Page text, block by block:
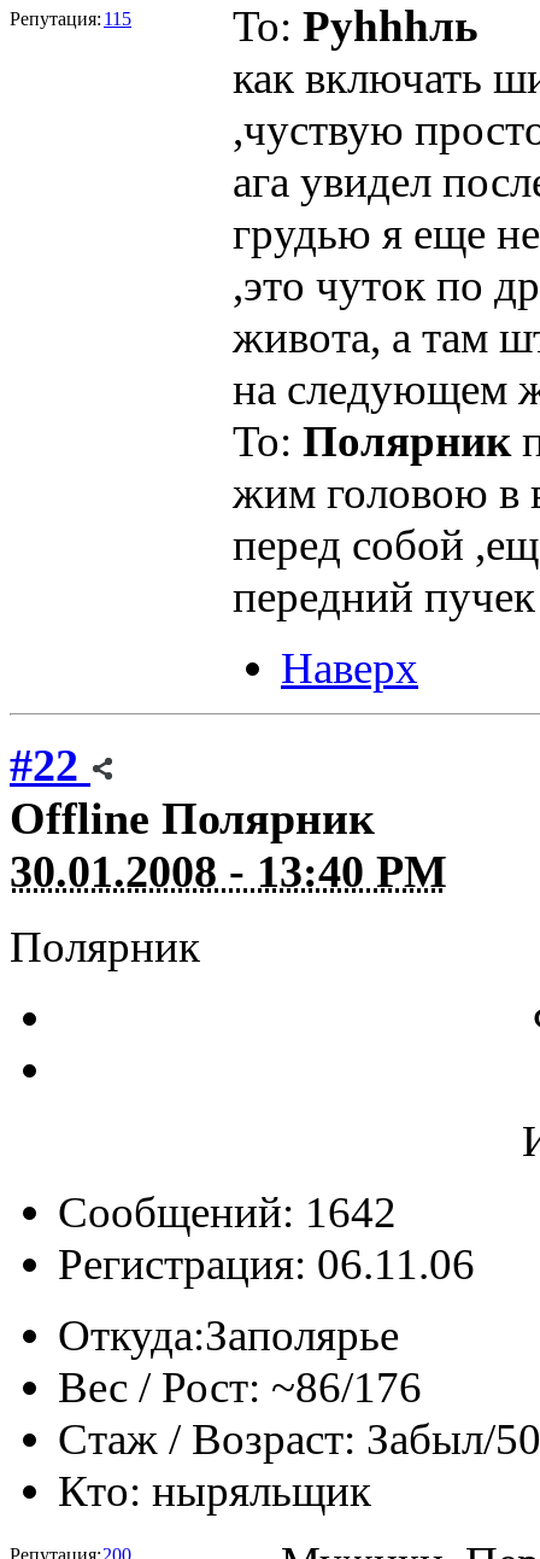
Репутация: 115 To: Руhhhль
как включать
,чуствую
ага увидел
грудью я еще
,это чуток по
живота, а там
на следующем
To: Полярник
жим головою в
перед собой
передний
Наверх
#22
Offline Полярник
30.01.2008 - 13:40 PM
Полярник
Сообщений: 1642
Регистрация: 06.11.06
Откуда:Заполярье
Вес / Рост: ~86/176
Стаж / Возраст: Забыл/50
Кто: ныряльщик
Репутация:200